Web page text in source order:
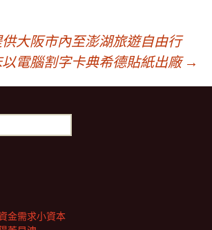
大阪市內至澎湖旅遊自由行
以電腦割字卡典希德貼紙出廠 →
金需求小資本